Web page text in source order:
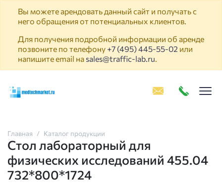
Вы можете арендовать данный сайт и получать с
него обращения от потенциальных клиентов.
Для получения подробной информации об аренде
позвоните по телефону +7 (495) 445-55-02 или
напишите email на sales@traffic-lab.ru.
Главная Каталог продукции
Стол лабораторный для
физических исследований 455.04
732*800*1724